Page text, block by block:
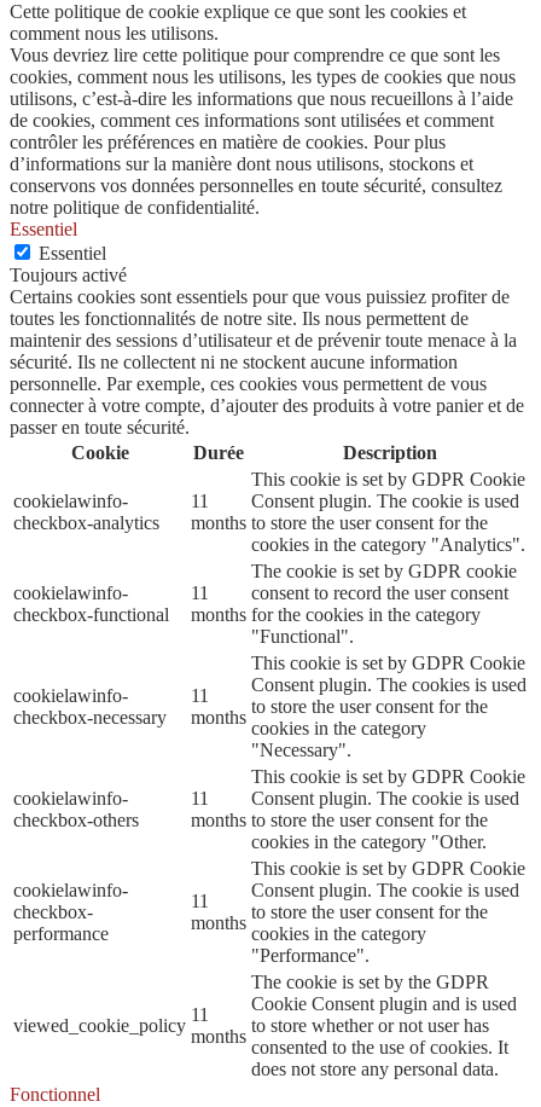
Cette politique de cookie explique ce que sont les cookies et
comment nous les utilisons.
Vous devriez lire cette politique pour comprendre ce que sont les
cookies, comment nous les utilisons, les types de cookies que nous
utilisons, c’est-à-dire les informations que nous recueillons à l’aide
de cookies, comment ces informations sont utilisées et comment
contrôler les préférences en matière de cookies. Pour plus
d’informations sur la manière dont nous utilisons, stockons et
conservons vos données personnelles en toute sécurité, consultez
notre politique de confidentialité.
Essentiel
Essentiel
Toujours activé
Certains cookies sont essentiels pour que vous puissiez profiter de
toutes les fonctionnalités de notre site. Ils nous permettent de
maintenir des sessions d’utilisateur et de prévenir toute menace à la
sécurité. Ils ne collectent ni ne stockent aucune information
personnelle. Par exemple, ces cookies vous permettent de vous
connecter à votre compte, d’ajouter des produits à votre panier et de
passer en toute sécurité.
Cookie
Durée Description
cookielawinfo-
checkbox-analytics
11
months
This cookie is set by GDPR Cookie
Consent plugin. The cookie is used
to store the user consent for the
cookies in the category "Analytics".
cookielawinfo-
checkbox-functional
11
months
The cookie is set by GDPR cookie
consent to record the user consent
for the cookies in the category
"Functional".
cookielawinfo-
checkbox-necessary
11
months
This cookie is set by GDPR Cookie
Consent plugin. The cookies is used
to store the user consent for the
cookies in the category
"Necessary".
cookielawinfo-
checkbox-others
11
months
This cookie is set by GDPR Cookie
Consent plugin. The cookie is used
to store the user consent for the
cookies in the category "Other.
cookielawinfo-
checkbox-
performance
11
months
This cookie is set by GDPR Cookie
Consent plugin. The cookie is used
to store the user consent for the
cookies in the category
"Performance".
viewed_cookie_policy
11
months
The cookie is set by the GDPR
Cookie Consent plugin and is used
to store whether or not user has
consented to the use of cookies. It
does not store any personal data.
Fonctionnel